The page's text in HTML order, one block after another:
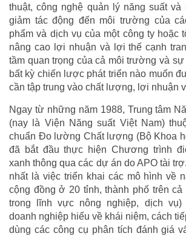
thuật, công nghệ quản lý năng suất
giảm tác động đến môi trường của
phẩm và dịch vụ của một công ty hoặc
nâng cao lợi nhuận và lợi thế cạnh
tầm quan trọng của cả môi trường và
bất kỳ chiến lược phát triển nào muốn
cần tập trung vào chất lượng, lợi nhuận
Ngay từ những năm 1988, Trung tâm
(nay là Viện Năng suất Việt Nam)
chuẩn Đo lường Chất lượng (Bộ Khoa
đã bắt đầu thực hiện Chương trình
xanh thông qua các dự án do APO tài
nhất là việc triển khai các mô hình về
cộng đồng ở 20 tỉnh, thành phố trên
trong lĩnh vực nông nghiệp, dịch
doanh nghiệp hiểu về khái niệm, cách
dùng các công cụ phân tích đánh giá